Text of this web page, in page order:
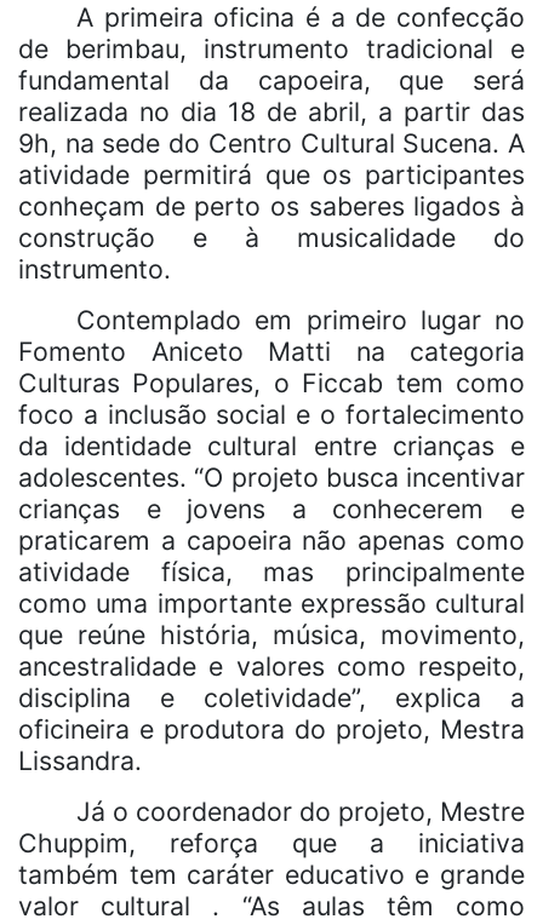
A primeira oficina é a de confecção
de berimbau, instrumento tradicional e
fundamental da capoeira, que será
realizada no dia 18 de abril, a partir das
9h, na sede do Centro Cultural Sucena. A
atividade permitirá que os participantes
conheçam de perto os saberes ligados à
construção e à musicalidade do
instrumento.
Contemplado em primeiro lugar no
Fomento Aniceto Matti na categoria
Culturas Populares, o Ficcab tem como
foco a inclusão social e o fortalecimento
da identidade cultural entre crianças e
adolescentes. “O projeto busca incentivar
crianças e jovens a conhecerem e
praticarem a capoeira não apenas como
atividade física, mas principalmente
como uma importante expressão cultural
que reúne história, música, movimento,
ancestralidade e valores como respeito,
disciplina e coletividade”, explica a
oficineira e produtora do projeto, Mestra
Lissandra.
Já o coordenador do projeto, Mestre
Chuppim, reforça que a iniciativa
também tem caráter educativo e grande
valor cultural . “As aulas têm como